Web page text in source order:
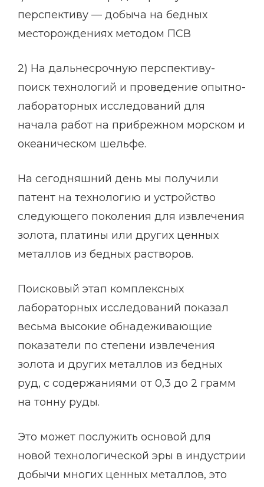
перспективу — добыча на бедных
месторождениях методом ПСВ
2) На дальнесрочную перспективу-
поиск технологий и проведение опытно-
лабораторных исследований для
начала работ на прибрежном морском и
океаническом шельфе.
На сегодняшний день мы получили
патент на технологию и устройство
следующего поколения для извлечения
золота, платины или других ценных
металлов из бедных растворов.
Поисковый этап комплексных
лабораторных исследований показал
весьма высокие обнадеживающие
показатели по степени извлечения
золота и других металлов из бедных
руд, с содержаниями от 0,3 до 2 грамм
на тонну руды.
Это может послужить основой для
новой технологической эры в индустрии
добычи многих ценных металлов, это